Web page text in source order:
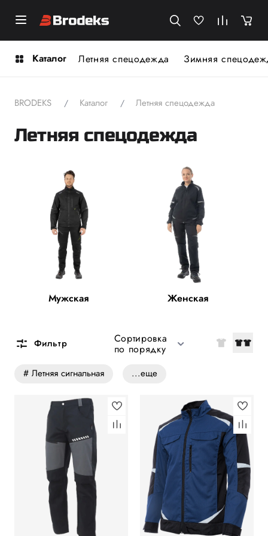
Каталог Летняя спецодежда Зимняя
BRODEKS Каталог Летняя спецодежда
Летняя спецодежда
Мужская Женская
Фильтр
# Летняя сигнальная ...еще
Сортировка
по порядку